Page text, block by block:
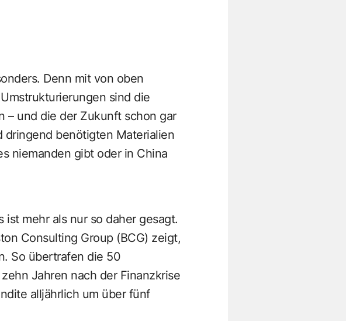
Denn mit von oben
sind die
– und die der Zukunft schon gar
dringend benötigten Materialien
niemanden gibt oder in China
ist mehr als nur so daher gesagt.
Consulting Group (BCG) zeigt,
So übertrafen die 50
Jahren nach der Finanzkrise
alljährlich um über fünf